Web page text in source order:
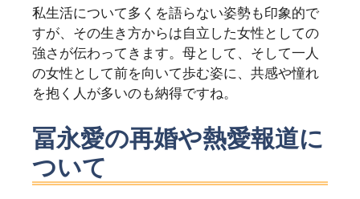
私生活について多くを語らない姿勢も印象的で
すが、その生き方からは自立した女性としての
強さが伝わってきます。母として、そして一人
の女性として前を向いて歩む姿に、共感や憧れ
を抱く人が多いのも納得ですね。
冨永愛の再婚や熱愛報道に
ついて